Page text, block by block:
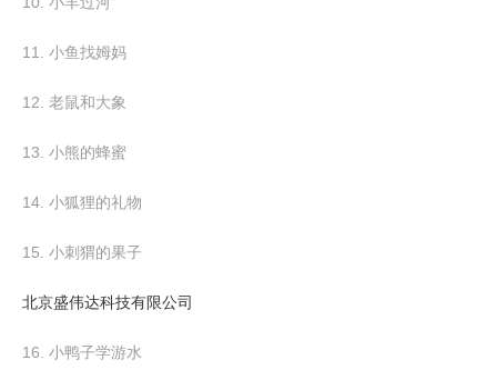
11. 小鱼找姆妈
12. 老鼠和大象
13. 小熊的蜂蜜
14. 小狐狸的礼物
15. 小刺猬的果子
北京盛伟达科技有限公司
16. 小鸭子学游水